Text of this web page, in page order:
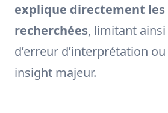
explique directement les
recherchées, limitant
d’erreur d’interprétation ou
insight majeur.